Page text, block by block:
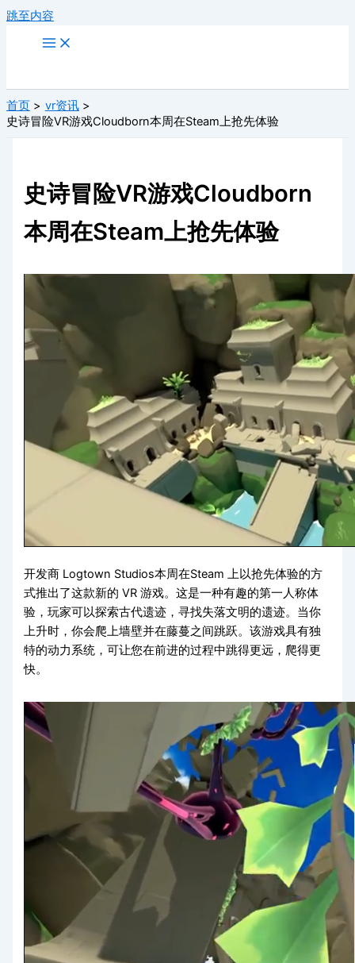
跳至内容
首页
vr资讯
史诗冒险VR游戏Cloudborn本周在Steam上抢先体验
史诗冒险VR游戏Cloudborn
本周在Steam上抢先体验
开发商 Logtown Studios本周在Steam 上以抢先体验的方
式推出了这款新的 VR 游戏。这是一种有趣的第一人称体
验，玩家可以探索古代遗迹，寻找失落文明的遗迹。当你
上升时，你会爬上墙壁并在藤蔓之间跳跃。该游戏具有独
特的动力系统，可让您在前进的过程中跳得更远，爬得更
快。